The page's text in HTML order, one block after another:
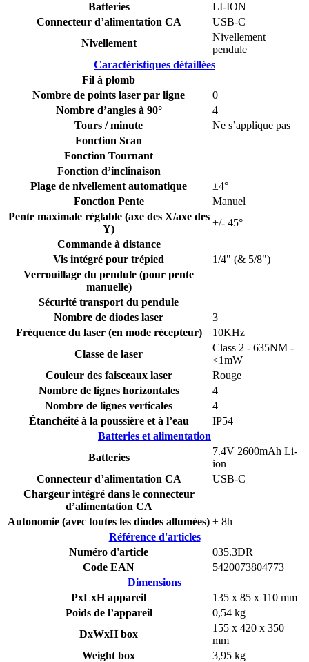
Batteries
LI-ION
Connecteur d’alimentation CA
USB-C
Nivellement
Nivellement
pendule
Caractéristiques détaillées
Fil à plomb
Nombre de points laser par ligne
0
Nombre d’angles à 90°
4
Tours / minute
Ne s’applique pas
Fonction Scan
Fonction Tournant
Fonction d’inclinaison
Plage de nivellement automatique
±4°
Fonction Pente
Manuel
Pente maximale réglable (axe des X/axe des
Y)
+/- 45°
Commande à distance
Vis intégré pour trépied
1/4" (& 5/8")
Verrouillage du pendule (pour pente
manuelle)
Sécurité transport du pendule
Nombre de diodes laser
3
Fréquence du laser (en mode récepteur)
10KHz
Classe de laser
Class 2 - 635NM -
<1mW
Couleur des faisceaux laser
Rouge
Nombre de lignes horizontales
4
Nombre de lignes verticales
4
Étanchéité à la poussière et à l’eau
IP54
Batteries et alimentation
Batteries
7.4V 2600mAh Li-
ion
Connecteur d’alimentation CA
USB-C
Chargeur intégré dans le connecteur
d’alimentation CA
Autonomie (avec toutes les diodes allumées) ± 8h
Référence d'articles
Numéro d'article
035.3DR
Code EAN
5420073804773
Dimensions
PxLxH appareil
135 x 85 x 110 mm
Poids de l’appareil
0,54 kg
DxWxH box
155 x 420 x 350
mm
Weight box
3,95 kg